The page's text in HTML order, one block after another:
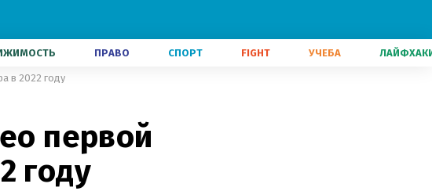
ПРАВО СПОРТ FIGHT УЧЕБА
в 2022 году
первой
году